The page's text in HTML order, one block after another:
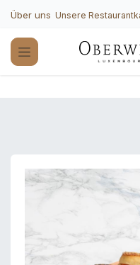
Zum Inhalt springen
Über uns Unsere